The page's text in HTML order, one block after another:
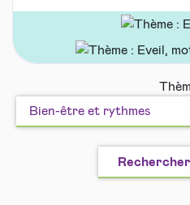
Education
langage
Rechercher